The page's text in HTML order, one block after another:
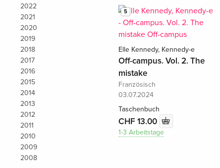
2022
2021
2020
2019
2018
2017
2016
2015
2014
2013
2012
2011
2010
2009
2008
5
Elle Kennedy, Kennedy-e
Off-campus. Vol. 2. The
mistake
Französisch
03.07.2024
Taschenbuch
CHF 13.00
1-3 Arbeitstage